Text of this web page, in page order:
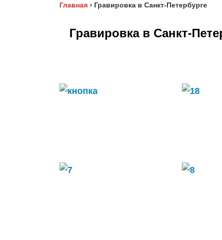
Главная › Гравировка в Санкт-Петербурге
Гравировка в Санкт-